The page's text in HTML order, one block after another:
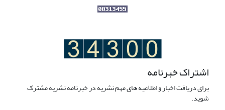
اشتراک خبرنامه
برای دریافت اخبار و اطلاعیه های مهم نشریه در خبرنامه نشریه مشترک
شوید.